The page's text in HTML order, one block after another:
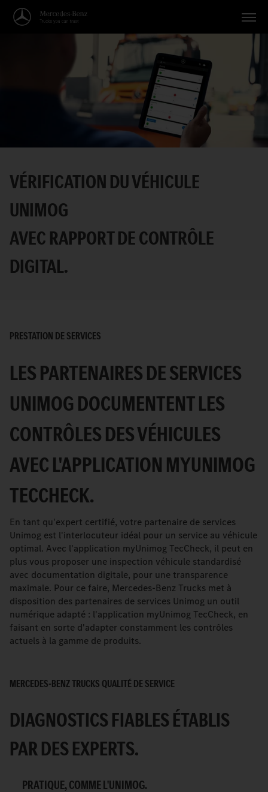
Applications
Thèmes
Français
VÉRIFICATION DU VÉHICULE
UNIMOG
AVEC RAPPORT DE CONTRÔLE
DIGITAL.
PRESTATION DE SERVICES
LES PARTENAIRES DE SERVICES
UNIMOG DOCUMENTENT LES
CONTRÔLES DES VÉHICULES
AVEC L'APPLICATION MYUNIMOG
TECCHECK.
En tant qu'expert certifié, votre partenaire de services
Unimog est l'interlocuteur idéal pour un service au véhicule
optimal. Avec l'application myUnimog TecCheck, il peut en
plus vous proposer une inspection véhicule standardisé
avec documentation digitale, pour une transparence
maximale. Pour ce faire, Mercedes-Benz Trucks met à
disposition des partenaires de services Unimog un outil
numérique adapté : l'application myUnimog TecCheck, en
faisant en sorte d'adapter constamment les contrôles
actuels à la gamme de produits.
MERCEDES-BENZ TRUCKS QUALITÉ DE SERVICE
DIAGNOSTICS FIABLES ÉTABLIS
PAR DES EXPERTS.
PRATIQUE, COMME L'UNIMOG.